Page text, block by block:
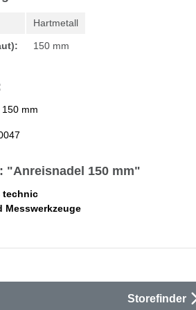
Hartmetall
150 mm
mm
"Anreisnadel 150 mm"
technic
Messwerkzeuge
Storefinder